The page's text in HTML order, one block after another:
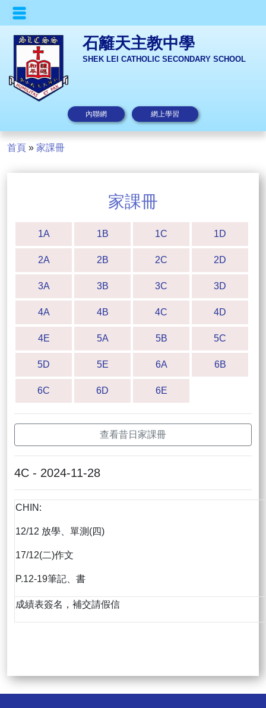
石籬天主教中學
SHEK LEI CATHOLIC SECONDARY SCHOOL
內聯網 網上學習
首頁 » 家課冊
家課冊
1A 1B 1C 1D
2A 2B 2C 2D
3A 3B 3C 3D
4A 4B 4C 4D
4E 5A 5B 5C
5D 5E 6A 6B
6C 6D 6E
查看昔日家課冊
4C - 2024-11-28
CHIN:
12/12 放學、單測(四)
17/12(二)作文
P.12-19筆記、書
成績表簽名，補交請假信